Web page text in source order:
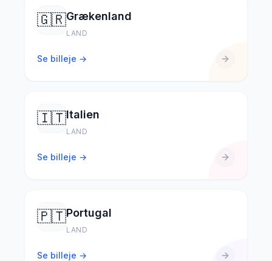
🇬🇷Grækenland
LAND
Se billeje →
🇮🇹Italien
LAND
Se billeje →
🇵🇹Portugal
LAND
Se billeje →